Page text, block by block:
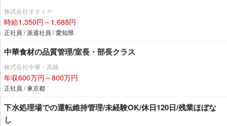
株式会社オオミヤ
時給1,350円～1,688円
正社員 / 派遣社員 / 愛知県
中華食材の品質管理/室長・部長クラス
株式会社中華・高橋
年収600万円～800万円
正社員 / 東京都
下水処理場での運転維持管理/未経験OK/休日120日/残業ほぼな
し